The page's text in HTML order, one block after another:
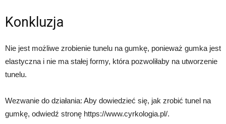
Konkluzja
Nie jest możliwe zrobienie tunelu na gumkę, ponieważ gumka jest
elastyczna i nie ma stałej formy, która pozwoliłaby na utworzenie
tunelu.
Wezwanie do działania: Aby dowiedzieć się, jak zrobić tunel na
gumkę, odwiedź stronę https://www.cyrkologia.pl/.